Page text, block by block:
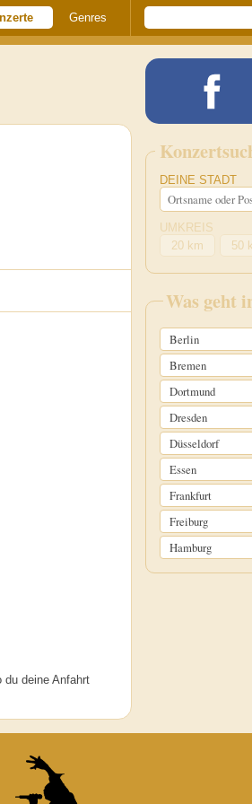
Genres
deine Anfahrt
DEINE STADT
UMKREIS
20 km
50
Was geht
Berlin
Bremen
Dortmund
Dresden
Düsseldorf
Essen
Frankfurt
Freiburg
Hamburg